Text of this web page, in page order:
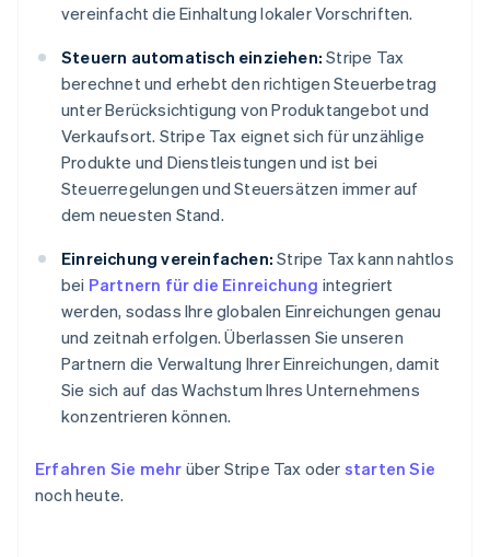
vereinfacht die Einhaltung lokaler Vorschriften.
Steuern automatisch einziehen: Stripe Tax
berechnet und erhebt den richtigen Steuerbetrag
unter Berücksichtigung von Produktangebot und
Verkaufsort. Stripe Tax eignet sich für unzählige
Produkte und Dienstleistungen und ist bei
Steuerregelungen und Steuersätzen immer auf
dem neuesten Stand.
Einreichung vereinfachen: Stripe Tax kann nahtlos
bei Partnern für die Einreichung integriert
werden, sodass Ihre globalen Einreichungen genau
und zeitnah erfolgen. Überlassen Sie unseren
Partnern die Verwaltung Ihrer Einreichungen, damit
Sie sich auf das Wachstum Ihres Unternehmens
konzentrieren können.
Erfahren Sie mehr über Stripe Tax oder starten Sie
noch heute.